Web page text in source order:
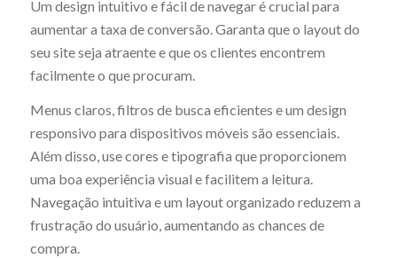
Um design intuitivo e fácil de navegar é crucial para
aumentar a taxa de conversão. Garanta que o layout do
seu site seja atraente e que os clientes encontrem
facilmente o que procuram.
Menus claros, filtros de busca eficientes e um design
responsivo para dispositivos móveis são essenciais.
Além disso, use cores e tipografia que proporcionem
uma boa experiência visual e facilitem a leitura.
Navegação intuitiva e um layout organizado reduzem a
frustração do usuário, aumentando as chances de
compra.